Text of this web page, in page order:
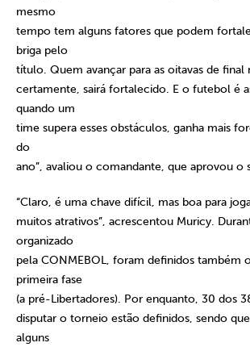
mesmo
tempo tem alguns fatores que podem
briga pelo
título. Quem avançar para as oitavas de final
certamente, sairá fortalecido. E o futebol é
quando um
time supera esses obstáculos, ganha mais
do
ano”, avaliou o comandante, que aprovou o
“Claro, é uma chave difícil, mas boa para
muitos atrativos”, acrescentou Muricy.
organizado
pela CONMEBOL, foram definidos também
primeira fase
(a pré-Libertadores). Por enquanto, 30 dos
disputar o torneio estão definidos, sendo
alguns